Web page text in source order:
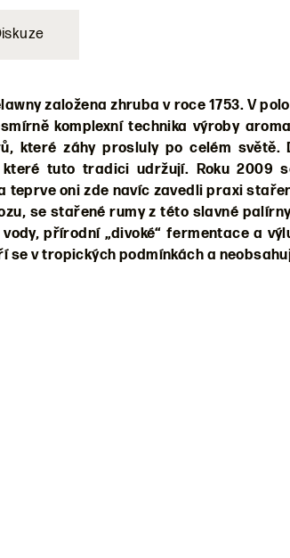
založena zhruba v roce 1753. V
komplexní technika výroby
které záhy prosluly po celém světě.
které tuto tradici udržují. Roku 2009
teprve oni zde navíc zavedli praxi
se stařené rumy z této slavné
přírodní „divoké“ fermentace a
v tropických podmínkách a